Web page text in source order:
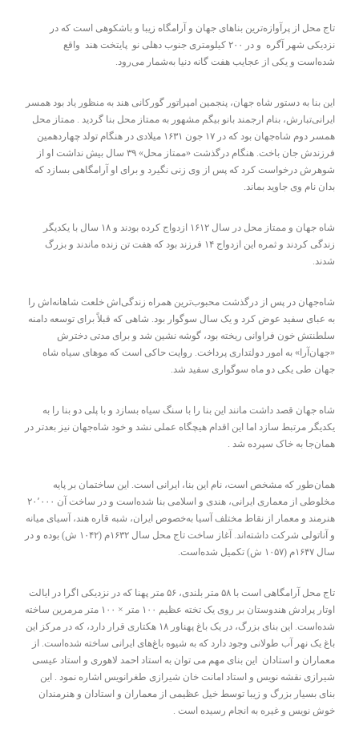
تاج محل از پرآوازه‌ترین بناهای جهان و آرامگاه زیبا و باشکوهی است که در
نزدیکی شهر آگره و در ۲۰۰ کیلومتری جنوب دهلی نو پایتخت هند واقع
شده‌است و یکی از عجایب هفت گانه دنیا به‌شمار می‌رود.
این بنا به دستور شاه جهان، پنجمین امپراتور گورکانی هند به منظور یاد بود همسر
ایرانی‌تبارش، بنام ارجمند بانو بیگم مشهور به ممتاز محل بنا گردید . ممتاز محل
همسر دوم شاه‌جهان بود که در ۱۷ جون ۱۶۳۱ میلادی در هنگام تولد چهاردهمین
فرزندش جان باخت. هنگام درگذشت «ممتاز محل» ۳۹ سال بیش نداشت او از
شوهرش درخواست کرد که پس از وی زنی نگیرد و برای او آرامگاهی بسازد که
بدان نام وی جاوید بماند.
شاه جهان و ممتاز محل در سال ۱۶۱۲ ازدواج کرده بودند و ۱۸ سال با یکدیگر
زندگی کردند و ثمره این ازدواج ۱۴ فرزند بود که هفت تن زنده ماندند و بزرگ
شدند.
شاه‌جهان در پس از درگذشت محبوب‌ترین همراه زندگی‌اش خلعت شاهانه‌اش را
به عبای سفید عوض کرد و یک سال سوگوار بود. شاهی که قبلاً برای توسعه دامنه
سلطنتش خون فراوانی ریخته بود، گوشه نشین شد و برای مدتی دخترش
«جهان‌آرا» به امور دولتداری پرداخت. روایت حاکی است که موهای سیاه شاه
جهان طی یکی دو ماه سوگواری سفید شد.
شاه جهان قصد داشت مانند این بنا را با سنگ سیاه بسازد و با پلی دو بنا را به
یکدیگر مرتبط سازد اما این اقدام هیچگاه عملی نشد و خود شاه‌جهان نیز بعدتر در
همان‌جا به خاک سپرده شد .
همان‌طور که مشخص است، نام این بنا، ایرانی است. این ساختمان بر پایه
مخلوطی از معماری ایرانی، هندی و اسلامی بنا شده‌است و در ساخت آن ۲۰٬۰۰۰
هنرمند و معمار از نقاط مختلف آسیا به‌خصوص ایران، شبه قاره هند، آسیای میانه
و آناتولی شرکت داشته‌اند. آغاز ساخت تاج محل سال ۱۶۳۲م (۱۰۴۲ ش) بوده و در
سال ۱۶۴۷م (۱۰۵۷ ش) تکمیل شده‌است.
تاج محل آرامگاهی است با ۵۸ متر بلندی، ۵۶ متر پهنا که در نزدیکی اگرا در ایالت
اوتار پرادش هندوستان بر روی یک تخته عظیم ۱۰۰ متر × ۱۰۰ متر مرمرین ساخته
شده‌است. این بنای بزرگ، در یک باغ پهناور ۱۸ هکتاری قرار دارد، که در مرکز این
باغ یک نهر آب طولانی وجود دارد که به شیوه باغ‌های ایرانی ساخته شده‌است. از
معماران و استادان این بنای مهم می توان به استاد احمد لاهوری و استاد عیسی
شیرازی نقشه نویس و استاد امانت خان شیرازی طغرانویس اشاره نمود . این
بنای بسیار بزرگ و زیبا توسط خیل عظیمی از معماران و استادان و هنرمندان
خوش نویس و غیره به انجام رسیده است .